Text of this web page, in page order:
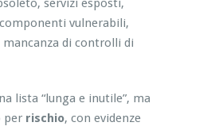
servizi esposti,
vulnerabili,
di controlli di
lista “lunga e inutile”, ma
per rischio, con evidenze